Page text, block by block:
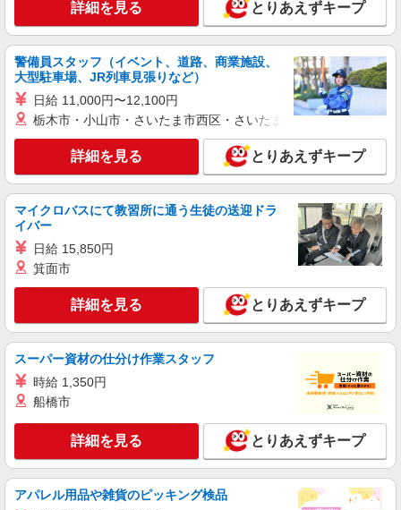
株式会社kotrio /●FK-H-1880094
＜西鉄久留米駅＞綺麗な病院の看護助手
時給1450円〜2062円 ＜日払い有/週払い有/交
通費全支給(ガソリン代含む)＞
最寄り駅：西鉄久留米
キープ 詳細を見る
株式会社kotrio /●FK-H-1880095
＜花畑駅＞綺麗な病院の看護助手
時給1450円〜2062円 ＜日払い有/週払い有/交
久留米市花畑
キープ 詳細を見る
アルバイト パート
日研トータルソーシング株式会社 メディカルケア事業部/博多オフィ
看護助手（ナースエイド）
時給1,300円 ★週払いOK（規定あり） ※給与
福岡県久留米市 【最寄駅】三潴駅
詳細を見る とりあえずキープ
警備員スタッフ（イベント、道路、商業施設、
大型駐車場、JR列車見張りなど）
日給 11,000円〜12,100円
栃木市・小山市・さいたま市西区・さいたま市岩槻区・久喜市・
詳細を見る とりあえずキープ
マイクロバスにて教習所に通う生徒の送迎ドラ
イバー
日給 15,850円
箕面市
詳細を見る とりあえずキープ
スーパー資材の仕分け作業スタッフ
時給 1,350円
船橋市
詳細を見る とりあえずキープ
アパレル用品や雑貨のピッキング検品